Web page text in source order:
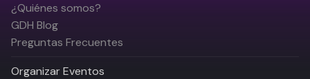
¿Quiénes somos?
GDH Blog
Preguntas Frecuentes
Organizar Eventos